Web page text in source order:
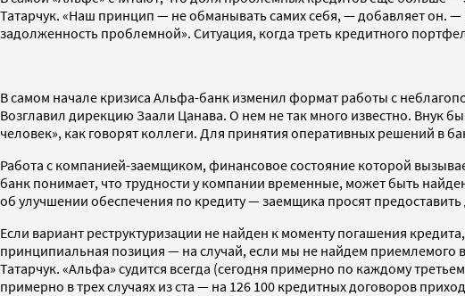
Татарчук. «Наш принцип — не обманывать самих себя, — добавляет он.
задолженность проблемной». Ситуация, когда треть кредитного
В самом начале кризиса Альфа-банк изменил формат работы с
Возглавил дирекцию Заали Цанава. О нем не так много известно. Внук
человек», как говорят коллеги. Для принятия оперативных решений в
Работа с компанией-заемщиком, финансовое состояние которой
банк понимает, что трудности у компании временные, может быть
об улучшении обеспечения по кредиту — заемщика просят
Если вариант реструктуризации не найден к моменту погашения
принципиальная позиция — на случай, если мы не найдем приемлемого
Татарчук. «Альфа» судится всегда (сегодня примерно по каждому
примерно в трех случаях из ста — на 126 100 кредитных договоров